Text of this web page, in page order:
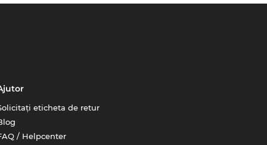
eticheta de retur
/ Helpcenter